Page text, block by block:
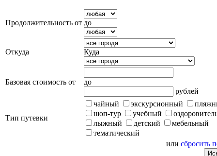
Продолжительность от до
Откуда Куда
Базовая стоимость от
до
рублей
Тип путевки
чайный экскурсионный
шоп-тур
учебный
лыжный
детский
мебельный
тематический
или сбросить